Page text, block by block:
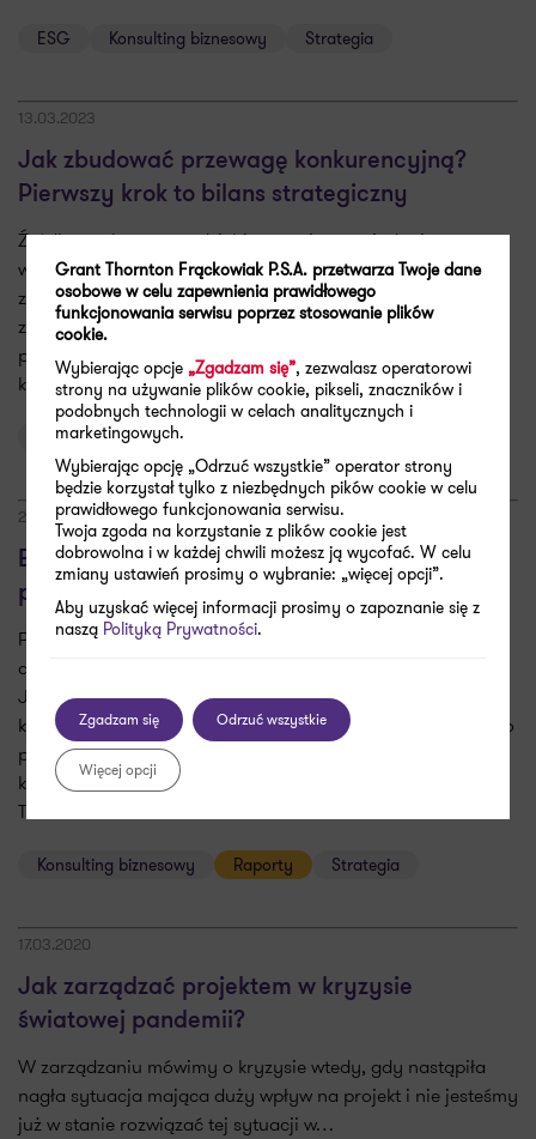
ESG Konsulting biznesowy Strategia
13.03.2023
Jak zbudować przewagę konkurencyjną?
Pierwszy krok to bilans strategiczny
Źródłem sukcesu przedsiębiorstwa jest posiadanie oraz
właściwe wykorzystanie strategicznie wartościowych
zasobów i umiejętności. Zarządzający powinni zatem
zidentyfikować w swoich firmach kluczowe zasoby, które
pozwolą im w ukierunkowany sposób zbudować przewagę
konkurencyjną. Jak to zrobić?
Konsulting biznesowy
22.02.2023
Biznes bez kompasu, czyli strategie w
polskich firmach
Ponad 60% dużych i średnich firm w Polsce deklaruje, że
działa w oparciu o przygotowaną wieloletnią strategię.
Jednak jedynie 50% badanych podmiotów ma strategię,
którą zakomunikowała pracownikom, a tylko 1/3 dodatkowo
przygotowała strategię w formie oficjalnego dokumentu,
który łatwo zweryfikować – wynika z badania Grant
Thornton.
Konsulting biznesowy Raporty Strategia
17.03.2020
Jak zarządzać projektem w kryzysie
światowej pandemii?
W zarządzaniu mówimy o kryzysie wtedy, gdy nastąpiła
nagła sytuacja mająca duży wpływ na projekt i nie jesteśmy
już w stanie rozwiązać tej sytuacji w…
Grant Thornton Frąckowiak P.S.A. przetwarza Twoje dane
osobowe w celu zapewnienia prawidłowego
funkcjonowania serwisu poprzez stosowanie plików
cookie.
Wybierając opcje„Zgadzam się”, zezwalasz operatorowi
strony na używanie plików cookie, pikseli, znaczników i
podobnych technologii w celach analitycznych i
marketingowych.
Wybierając opcję „Odrzuć wszystkie” operator strony
będzie korzystał tylko z niezbędnych pików cookie w celu
prawidłowego funkcjonowania serwisu.
Twoja zgoda na korzystanie z plików cookie jest
dobrowolna i w każdej chwili możesz ją wycofać. W celu
zmiany ustawień prosimy o wybranie: „więcej opcji”.
Aby uzyskać więcej informacji prosimy o zapoznanie się z
naszą Polityką Prywatności.
Zgadzam się Odrzuć wszystkie
Więcej opcji